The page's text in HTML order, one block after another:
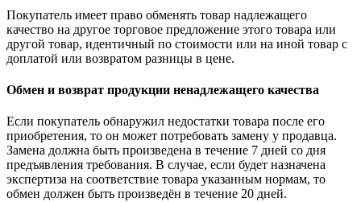
Покупатель имеет право обменять товар надлежащего
качество на другое торговое предложение этого товара или
другой товар, идентичный по стоимости или на иной товар с
доплатой или возвратом разницы в цене.
Обмен и возврат продукции ненадлежащего качества
Если покупатель обнаружил недостатки товара после его
приобретения, то он может потребовать замену у продавца.
Замена должна быть произведена в течение 7 дней со дня
предъявления требования. В случае, если будет назначена
экспертиза на соответствие товара указанным нормам, то
обмен должен быть произведён в течение 20 дней.